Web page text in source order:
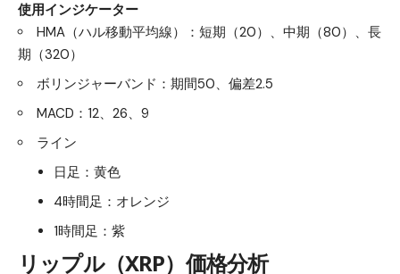
使用インジケーター
HMA（ハル移動平均線）：短期（20）、中期（80）、長
期（320）
ボリンジャーバンド：期間50、偏差2.5
MACD：12、26、9
ライン
日足：黄色
4時間足：オレンジ
1時間足：紫
リップル（XRP）価格分析